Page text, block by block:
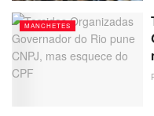
MANCHETES